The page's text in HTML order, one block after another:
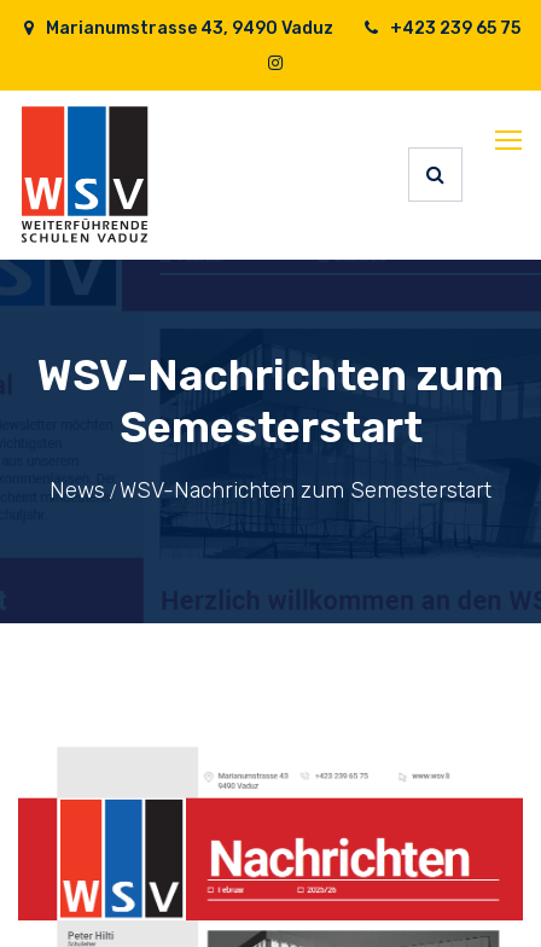
Marianumstrasse 43, 9490 Vaduz +423 239 65 75
WSV-Nachrichten zum
Semesterstart
News WSV-Nachrichten zum Semesterstart